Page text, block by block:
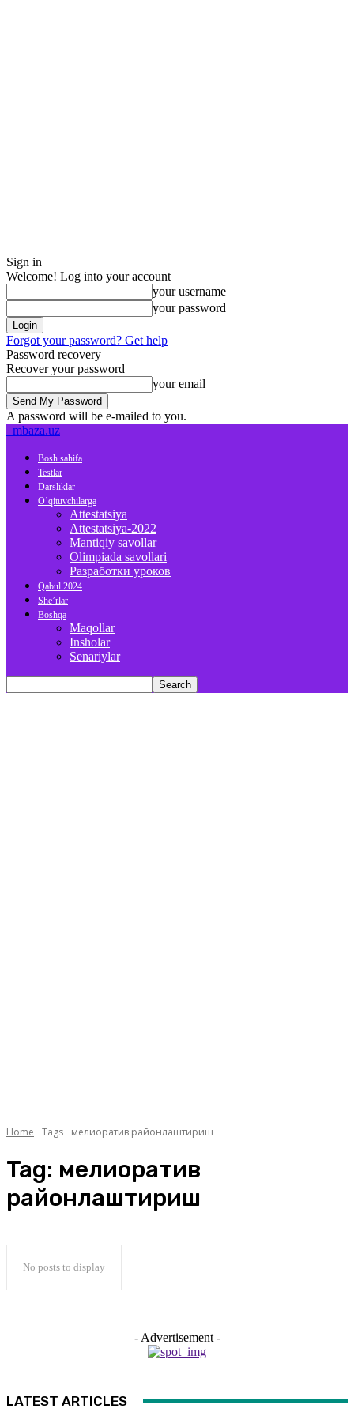
Sign in
Welcome! Log into your account
your username
your password
Forgot your password? Get help
Password recovery
Recover your password
your email
A password will be e-mailed to you.
mbaza.uz
Bosh sahifa
Testlar
Darsliklar
O’qituvchilarga
Attestatsiya
Attestatsiya-2022
Mantiqiy savollar
Olimpiada savollari
Разработки уроков
Qabul 2024
She’rlar
Boshqa
Maqollar
Insholar
Senariylar
Home Tags мелиоратив районлаштириш
Tag: мелиоратив
районлаштириш
No posts to display
- Advertisement -
LATEST ARTICLES